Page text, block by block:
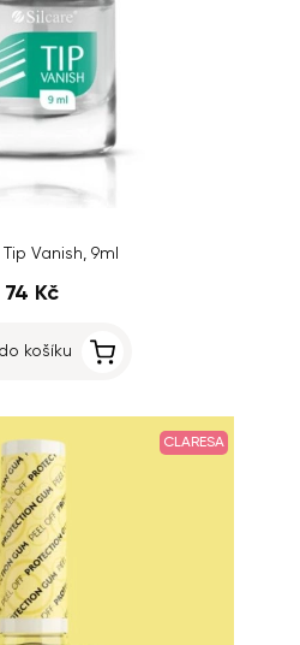
Vanish, 9ml
74 Kč
košíku
CLARESA